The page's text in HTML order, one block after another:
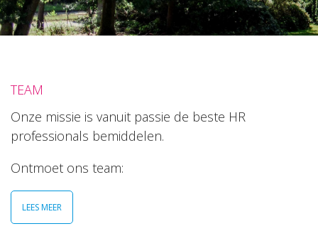
TEAM
Onze missie is vanuit passie de beste HR
professionals bemiddelen.
Ontmoet ons team:
LEES MEER